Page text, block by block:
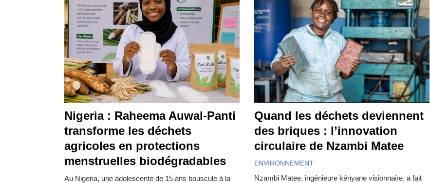
Nigeria : Raheema Auwal-Panti
transforme les déchets
agricoles en protections
menstruelles biodégradables
Au Nigeria, une adolescente de 15 ans bouscule à la
Quand les déchets deviennent
des briques : l’innovation
circulaire de Nzambi Matee
ENVIRONNEMENT
Nzambi Matee, ingénieure kényane visionnaire, a fait